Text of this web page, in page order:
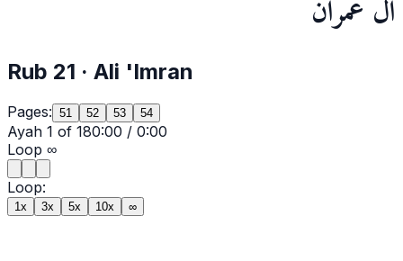
آل عمران
Rub 21 · Ali 'Imran
Pages: 51 52 53 54
Ayah 1 of 180:00 / 0:00
Loop ∞
Loop:
1x 3x 5x 10x ∞